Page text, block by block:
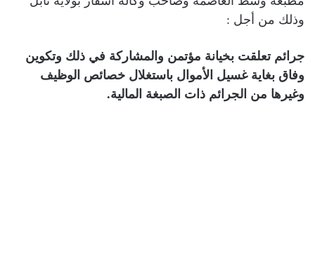
وذلك من أجل :
جرائم تعلقت بخيانة مؤتمن والمشاركة في ذلك وتكوين
وفاق بغاية غسيل الأموال باستغلال خصائص الوظيف
وغيرها من الجرائم ذات الصبغة المالية.